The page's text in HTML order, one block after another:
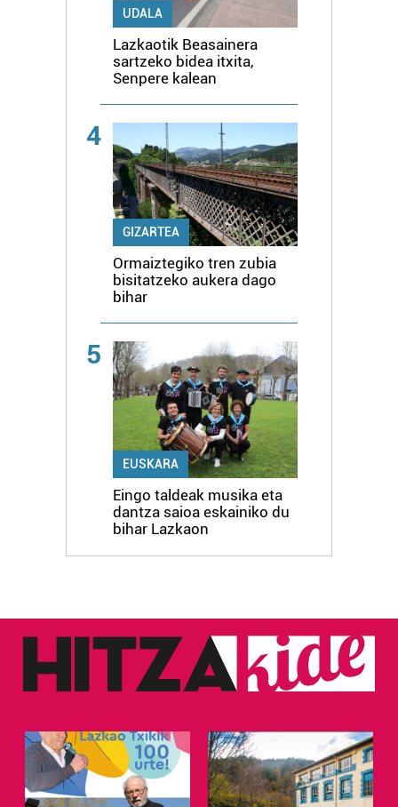
UDALA
Lazkaotik Beasainera
sartzeko bidea itxita,
Senpere kalean
4
GIZARTEA
Ormaiztegiko tren zubia
bisitatzeko aukera dago
bihar
5
EUSKARA
Eingo taldeak musika eta
dantza saioa eskainiko du
bihar Lazkaon